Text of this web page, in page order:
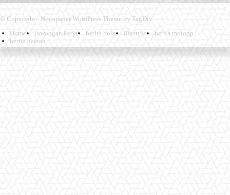
© Copyright - Newspaper WordPress Theme by TagDiv
Home
lowongan kerja berita bola lifestyle
berita motogp
berita daerah